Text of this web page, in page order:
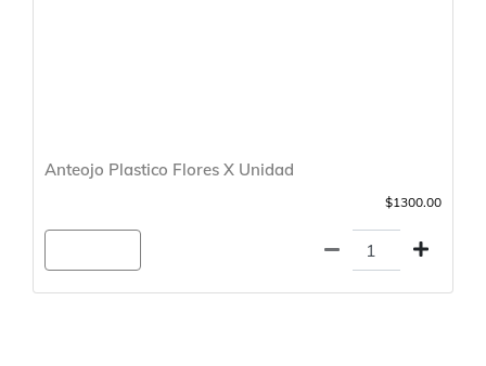
Anteojo Plastico Flores X Unidad
$1300.00